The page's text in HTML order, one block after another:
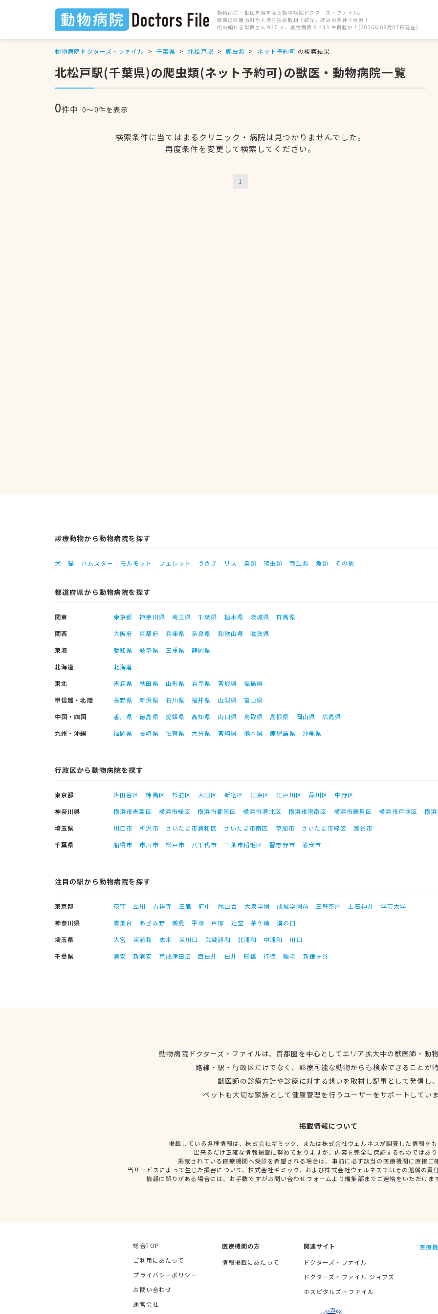
動物病院・獣医を探すなら動物病院ドクターズ・ファイル。
獣医の診療方針や人柄を独自取材で紹介。好みの条件で検索！
街の頼れる獣医さん 937 人、動物病院 9,443 件掲載中！(2026年08月07日現在)
動物病院ドクターズ・ファイル 千葉県 北松戸駅 爬虫類 ネット予約可 の検索結果
北松戸駅(千葉県)の爬虫類(ネット予約可)の獣医・動物病院一覧
0件中 0〜0件を表示
検索条件に当てはまるクリニック・病院は見つかりませんでした。
再度条件を変更して検索してください。
1
診療動物から動物病院を探す
犬 猫 ハムスター モルモット フェレット うさぎ リス 鳥類 爬虫類 両生類 魚類 その他
都道府県から動物病院を探す
関東 東京都 神奈川県 埼玉県 千葉県 栃木県 茨城県
群馬県
関西
大阪府 京都府 兵庫県 奈良県 和歌山県
滋賀県
東海
愛知県 岐阜県 三重県
静岡県
北海道
北海道
東北
青森県 秋田県 山形県 岩手県 宮城県
福島県
甲信越・北陸
長野県 新潟県 石川県 福井県 山梨県
富山県
中国・四国
香川県 徳島県 愛媛県 高知県 山口県 鳥取県 島根県 岡山県
広島県
九州・沖縄
福岡県 長崎県 佐賀県 大分県 宮崎県 熊本県 鹿児島県 沖縄県
行政区から動物病院を探す
東京都 世田谷区 練馬区 杉並区 大田区 新宿区 江東区 江戸川区 品川区
中野区
神奈川県
横浜市青葉区 横浜市緑区 横浜市都筑区 横浜市港北区 横浜市港南区 横浜市鶴見区 横浜市戸塚区
横
埼玉県
川口市 所沢市 さいたま市浦和区 さいたま市南区 草加市 さいたま市緑区
越谷市
千葉県
船橋市 市川市 松戸市 八千代市 千葉市稲毛区 習志野市 浦安市
注目の駅から動物病院を探す
東京都 荻窪 立川 吉祥寺 三鷹 府中 尾山台 大泉学園 成城学園前 三軒茶屋 上石神井
学芸大学
神奈川県
青葉台 あざみ野 鶴見 平塚 戸塚 辻堂 茅ケ崎
溝の口
埼玉県
大宮 東浦和 志木 東川口 武蔵浦和 北浦和 中浦和
川口
千葉県
浦安 新浦安 京成津田沼 西白井 白井 船橋 行徳 稲毛 新鎌ヶ谷
動物病院ドクターズ・ファイルは、首都圏を中心としてエリア拡大中の獣医師・動
路線・駅・行政区だけでなく、診療可能な動物からも検索できることが
獣医師の診療方針や診療に対する想いを取材し記事として発信し
ペットも大切な家族として健康管理を行うユーザーをサポートしてい
掲載情報について
掲載している各種情報は、株式会社ギミック、または株式会社ウェルネスが調査した情報を
出来るだけ正確な情報掲載に努めておりますが、内容を完全に保証するものではあ
掲載されている医療機関へ受診を希望される場合は、事前に必ず該当の医療機関に直接ご
当サービスによって生じた損害について、株式会社ギミック、および株式会社ウェルネスではその賠償の責
情報に誤りがある場合には、お手数ですがお問い合わせフォームより編集部までご連絡をいただけま
総合TOP
ご利用にあたって
プライバシーポリシー
お問い合わせ
運営会社
医療機関の方
情報掲載にあたって
関連サイト
ドクターズ・ファイル
ドクターズ・ファイル ジョブズ
ホスピタルズ・ファイル
医療